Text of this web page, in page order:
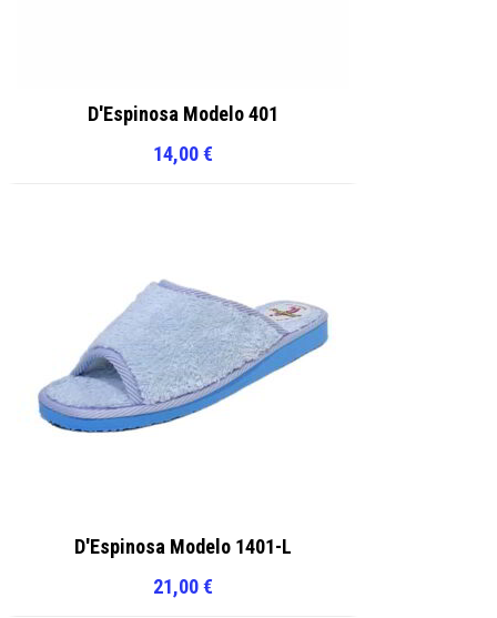
D'Espinosa Modelo 401
14,00€
D'Espinosa Modelo 1401-L
21,00€